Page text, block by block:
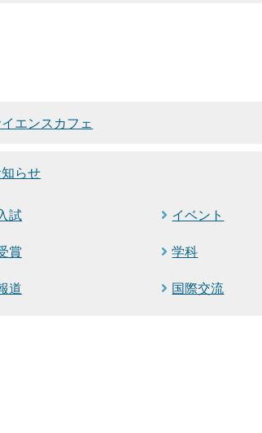
エンスカフェ
らせ
試 イベント
賞 学科
道 国際交流